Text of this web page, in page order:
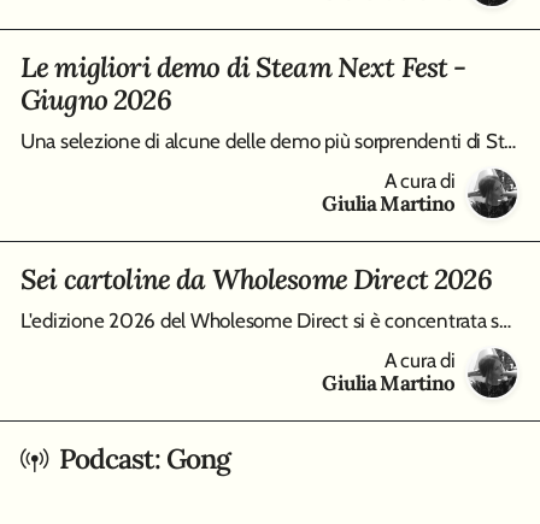
Le migliori demo di Steam Next Fest -
Giugno 2026
Una selezione di alcune delle demo più sorprendenti di Steam Next Fest, edizione Giugno 2026, da Virtue and a Sledgehammer a Burn-9
A cura di
Giulia Martino
Sei cartoline da Wholesome Direct 2026
L'edizione 2026 del Wholesome Direct si è concentrata su molti modi differenti di intendere i cozy game, qui raccolti in un piccolo best of di sei tracce
A cura di
Giulia Martino
Podcast: Gong